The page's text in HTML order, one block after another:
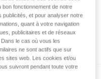
MAESTRO, I’D,
fonctionnement de notre
publicités, et pour analyser notre
quant à votre navigation
publicitaires et de réseaux
le cas où vous les
ne sont actifs que sur
sites web. Les cookies et/ou
suivront pendant toute votre